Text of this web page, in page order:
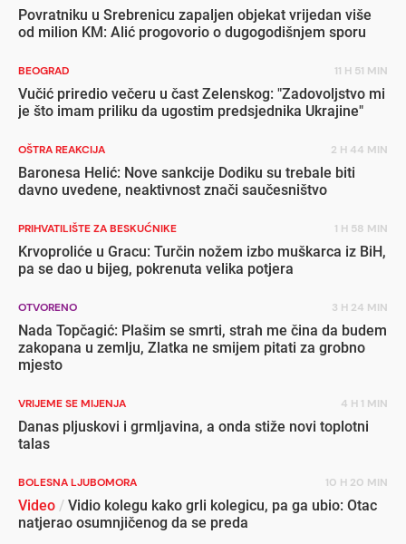
Povratniku u Srebrenicu zapaljen objekat vrijedan više
od milion KM: Alić progovorio o dugogodišnjem sporu
BEOGRAD 11 H 51 MIN
Vučić priredio večeru u čast Zelenskog: "Zadovoljstvo mi
je što imam priliku da ugostim predsjednika Ukrajine"
OŠTRA REAKCIJA 2 H 44 MIN
Baronesa Helić: Nove sankcije Dodiku su trebale biti
davno uvedene, neaktivnost znači saučesništvo
PRIHVATILIŠTE ZA BESKUĆNIKE 1 H 58 MIN
Krvoproliće u Gracu: Turčin nožem izbo muškarca iz BiH,
pa se dao u bijeg, pokrenuta velika potjera
OTVORENO 3 H 24 MIN
Nada Topčagić: Plašim se smrti, strah me čina da budem
zakopana u zemlju, Zlatka ne smijem pitati za grobno
mjesto
VRIJEME SE MIJENJA 4 H 1 MIN
Danas pljuskovi i grmljavina, a onda stiže novi toplotni
talas
BOLESNA LJUBOMORA 10 H 20 MIN
Video / Vidio kolegu kako grli kolegicu, pa ga ubio: Otac
natjerao osumnjičenog da se preda